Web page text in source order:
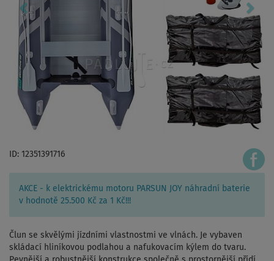
ID: 12351391716
AKCE - k elektrickému motoru PARSUN JOY náhradní baterie
v hodnotě 25.500 Kč za 1 Kč!!!
Člun se skvělými jízdními vlastnostmi ve vlnách. Je vybaven
skládací hliníkovou podlahou a nafukovacím kýlem do tvaru.